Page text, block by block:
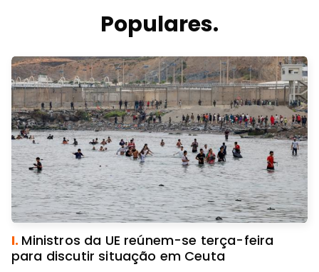
Populares.
I. Ministros da UE reúnem-se terça-feira
para discutir situação em Ceuta